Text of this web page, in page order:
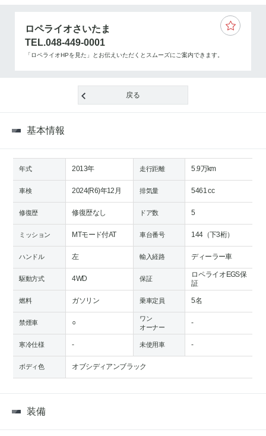
ロペライオさいたま
TEL.048-449-0001
「ロペライオHPを見た」とお伝えいただくとスムーズにご案内できます。
戻る
基本情報
年式 2013年 走行距離 5.9万km
車検 2024(R6)年12月 排気量 5461 cc
修復歴 修復歴なし ドア数 5
ミッション MTモード付AT 車台番号 144（下3桁）
ハンドル 左 輸入経路 ディーラー車
駆動方式 4WD 保証
ロペライオEGS保
証
燃料 ガソリン 乗車定員 5名
禁煙車 ○
ワン
オーナー
-
寒冷仕様 - 未使用車 -
ボディ色 オブシディアンブラック
装備